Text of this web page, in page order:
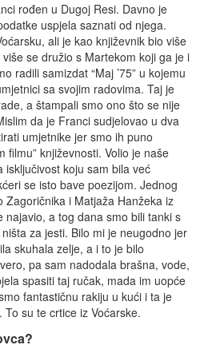
rođen u Dugoj Resi. Davno je
uspjela saznati od njega.
ali je kao književnik bio više
se družio s Martekom koji ga je i
radili samizdat “Maj ’75” u kojemu
sa svojim radovima. Taj je
a štampali smo ono što se nije
da je Franci sudjelovao u dva
umjetnike jer smo ih puno
filmu” književnosti. Volio je naše
isključivost koju sam bila već
se isto bave poezijom. Jednog
Zagoričnika i Matjaža Hanžeka iz
najavio, a tog dana smo bili tanki s
za jesti. Bilo mi je neugodno jer
skuhala zelje, a i to je bilo
pa sam nadodala brašna, vode,
spasiti taj ručak, mada im uopće
fantastičnu rakiju u kući i ta je
su te crtice iz Voćarske.